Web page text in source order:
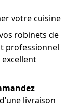
votre cuisine
robinets de
professionnel
livraison